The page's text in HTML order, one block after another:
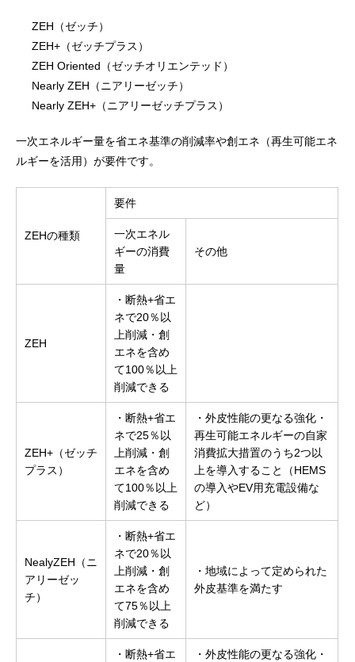
ZEH（ゼッチ）
ZEH+（ゼッチプラス）
ZEH Oriented（ゼッチオリエンテッド）
Nearly ZEH（ニアリーゼッチ）
Nearly ZEH+（ニアリーゼッチプラス）
一次エネルギー量を省エネ基準の削減率や創エネ（再生可能エネ
ルギーを活用）が要件です。
ZEHの種類
要件
一次エネル
ギーの消費
量
その他
ZEH
・断熱+省エ
ネで20％以
上削減・創
エネを含め
て100％以上
削減できる
ZEH+（ゼッチ
プラス）
・断熱+省エ
ネで25％以
上削減・創
エネを含め
て100％以上
削減できる
・外皮性能の更なる強化・
再生可能エネルギーの自家
消費拡大措置のうち2つ以
上を導入すること（HEMS
の導入やEV用充電設備な
ど）
NealyZEH（ニ
アリーゼッ
チ）
・断熱+省エ
ネで20％以
上削減・創
エネを含め
て75％以上
削減できる
・地域によって定められた
外皮基準を満たす
・断熱+省エ
・外皮性能の更なる強化・